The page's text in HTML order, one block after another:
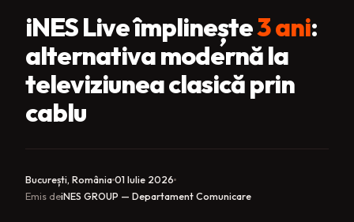
iNES Live împlinește3 ani:
alternativa modernă la
televiziunea clasică prin
cablu
București, România 01 Iulie 2026
Emis deiNES GROUP — Departament Comunicare